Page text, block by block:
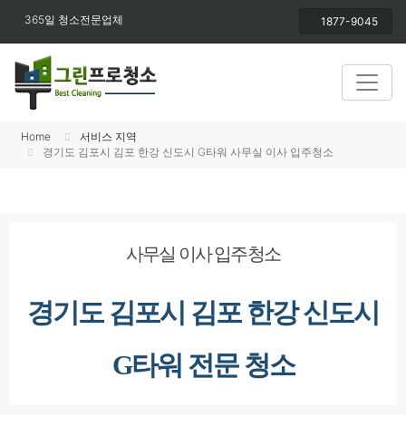
365일 청소전문업체 1877-9045
Home
서비스 지역
경기도 김포시 김포 한강 신도시 G타워 사무실 이사 입주청소
사무실 이사 입주청소
경기도 김포시 김포 한강 신도시
G타워 전문 청소